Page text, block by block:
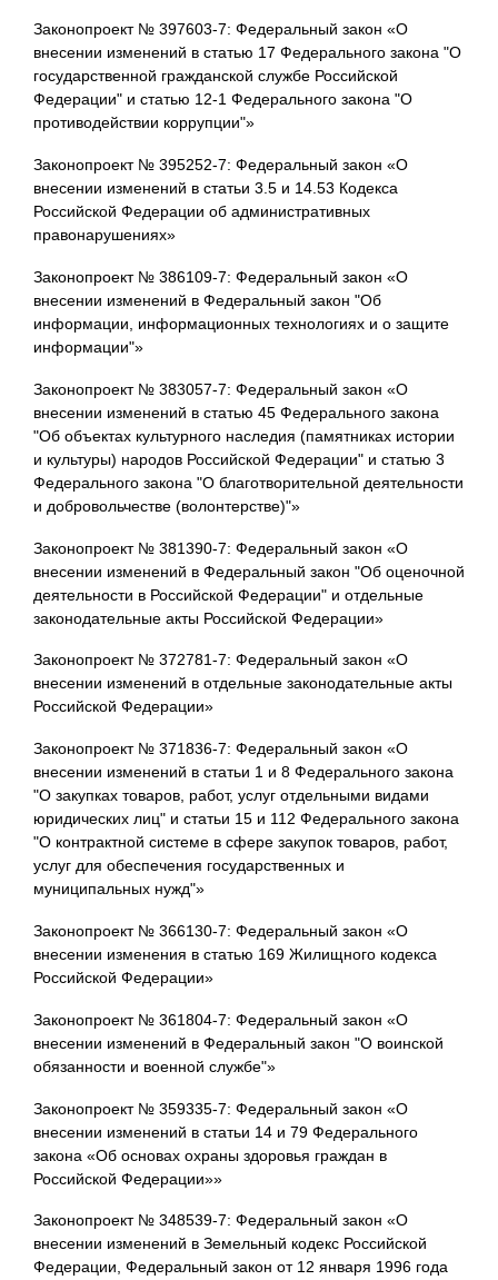
Законопроект № 397603-7: Федеральный закон «О
внесении изменений в статью 17 Федерального закона "О
государственной гражданской службе Российской
Федерации" и статью 12-1 Федерального закона "О
противодействии коррупции"»
Законопроект № 395252-7: Федеральный закон «О
внесении изменений в статьи 3.5 и 14.53 Кодекса
Российской Федерации об административных
правонарушениях»
Законопроект № 386109-7: Федеральный закон «О
внесении изменений в Федеральный закон "Об
информации, информационных технологиях и о защите
информации"»
Законопроект № 383057-7: Федеральный закон «О
внесении изменений в статью 45 Федерального закона
"Об объектах культурного наследия (памятниках истории
и культуры) народов Российской Федерации" и статью 3
Федерального закона "О благотворительной деятельности
и добровольчестве (волонтерстве)"»
Законопроект № 381390-7: Федеральный закон «О
внесении изменений в Федеральный закон "Об оценочной
деятельности в Российской Федерации" и отдельные
законодательные акты Российской Федерации»
Законопроект № 372781-7: Федеральный закон «О
внесении изменений в отдельные законодательные акты
Российской Федерации»
Законопроект № 371836-7: Федеральный закон «О
внесении изменений в статьи 1 и 8 Федерального закона
"О закупках товаров, работ, услуг отдельными видами
юридических лиц" и статьи 15 и 112 Федерального закона
"О контрактной системе в сфере закупок товаров, работ,
услуг для обеспечения государственных и
муниципальных нужд"»
Законопроект № 366130-7: Федеральный закон «О
внесении изменения в статью 169 Жилищного кодекса
Российской Федерации»
Законопроект № 361804-7: Федеральный закон «О
внесении изменений в Федеральный закон "О воинской
обязанности и военной службе"»
Законопроект № 359335-7: Федеральный закон «О
внесении изменений в статьи 14 и 79 Федерального
закона «Об основах охраны здоровья граждан в
Российской Федерации»»
Законопроект № 348539-7: Федеральный закон «О
внесении изменений в Земельный кодекс Российской
Федерации, Федеральный закон от 12 января 1996 года